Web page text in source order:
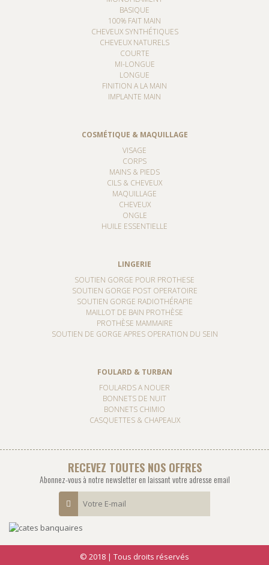
BASIQUE
100% FAIT MAIN
CHEVEUX SYNTHÉTIQUES
CHEVEUX NATURELS
COURTE
MI-LONGUE
LONGUE
FINITION A LA MAIN
IMPLANTE MAIN
COSMÉTIQUE & MAQUILLAGE
VISAGE
CORPS
MAINS & PIEDS
CILS & CHEVEUX
MAQUILLAGE
CHEVEUX
ONGLE
HUILE ESSENTIELLE
LINGERIE
SOUTIEN GORGE POUR PROTHESE
SOUTIEN GORGE POST OPERATOIRE
SOUTIEN GORGE RADIOTHÉRAPIE
MAILLOT DE BAIN PROTHÈSE
PROTHÈSE MAMMAIRE
SOUTIEN DE GORGE APRES OPERATION DU SEIN
FOULARD & TURBAN
FOULARDS A NOUER
BONNETS DE NUIT
BONNETS CHIMIO
CASQUETTES & CHAPEAUX
RECEVEZ TOUTES NOS OFFRES
Abonnez-vous à notre newsletter en laissant votre adresse email
© 2018 | Tous droits réservés